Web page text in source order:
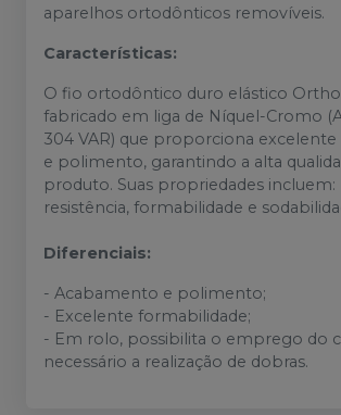
aparelhos ortodônticos removíveis.
Características:
O fio ortodôntico duro elástico
fabricado em liga de Níquel-Cromo
304 VAR) que proporciona
e polimento, garantindo a alta
produto. Suas propriedades
resistência, formabilidade e
Diferenciais:
- Acabamento e polimento;
- Excelente formabilidade;
- Em rolo, possibilita o emprego do
necessário a realização de dobras.